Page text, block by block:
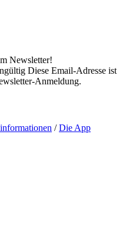
Newsletter!
Diese Email-Adresse ist
Anmeldung.
/Die App